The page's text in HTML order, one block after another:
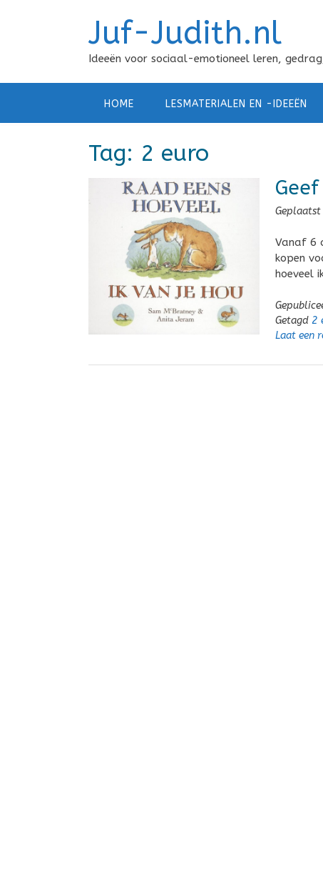
Juf-Judith.nl
Ideeën voor sociaal-emotioneel leren,
HOME LESMATERIALEN EN -IDEEËN
Tag: 2 euro
Vanaf 6
kopen
hoeveel
Getagd 2
Laat een